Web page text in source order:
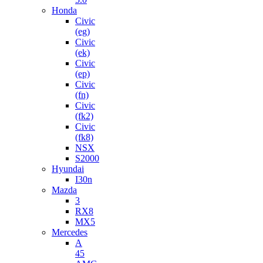
Honda
Civic
(eg)
Civic
(ek)
Civic
(ep)
Civic
(fn)
Civic
(fk2)
Civic
(fk8)
NSX
S2000
Hyundai
I30n
Mazda
3
RX8
MX5
Mercedes
A
45